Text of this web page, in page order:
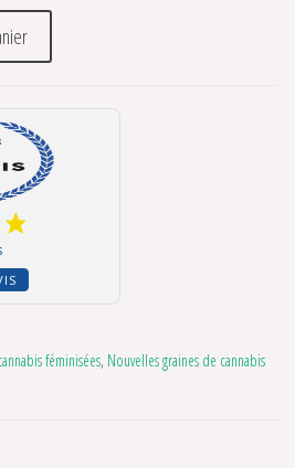
Farm
féminisées, Nouvelles graines de cannabis